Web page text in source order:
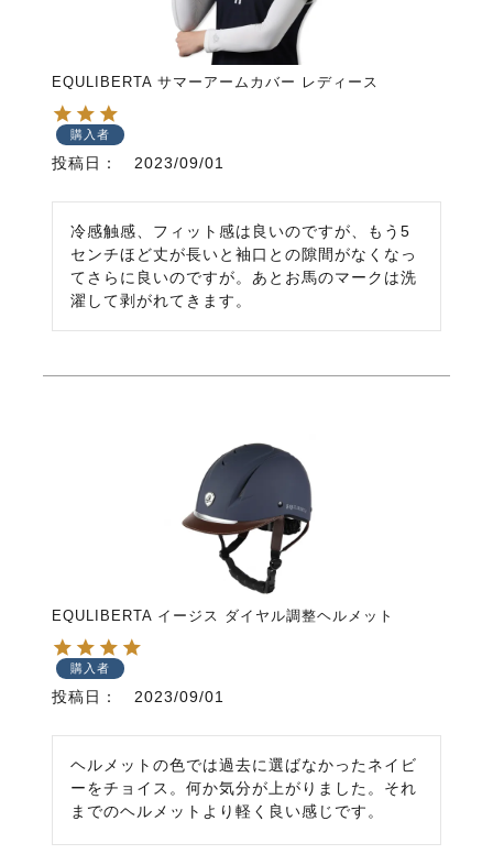
EQULIBERTA サマーアームカバー レディース
購入者
投稿日 2023/09/01
冷感触感、フィット感は良いのですが、もう5
センチほど丈が長いと袖口との隙間がなくなっ
てさらに良いのですが。あとお馬のマークは洗
濯して剥がれてきます。
EQULIBERTA イージス ダイヤル調整ヘルメット
購入者
投稿日 2023/09/01
ヘルメットの色では過去に選ばなかったネイビ
ーをチョイス。何か気分が上がりました。それ
までのヘルメットより軽く良い感じです。